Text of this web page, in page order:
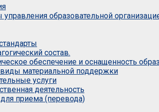
управления образовательной
состав.
обеспечение и оснащенность
материальной поддержки
услуги
деятельность
приема (перевода)